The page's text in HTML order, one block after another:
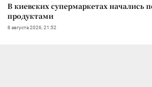
В киевских супермаркетах начались
продуктами
8 августа 2026, 21:52